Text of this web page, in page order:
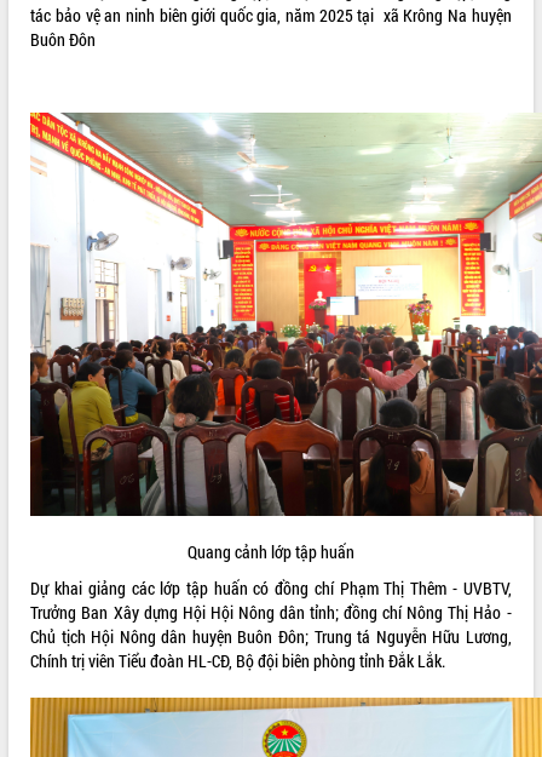
THỐNG KÊ TRUY CẬP
Hôm nay: 1763
Tất cả: 4284696
tác bảo vệ an ninh biên giới quốc gia, năm 2025 tại xã Krông Na huyện
Buôn Đôn
Quang cảnh lớp tập huấn
Dự khai giảng các lớp tập huấn có đồng chí Phạm Thị Thêm - UVBTV,
Trưởng Ban Xây dựng Hội Hội Nông dân tỉnh; đồng chí Nông Thị Hảo -
Chủ tịch Hội Nông dân huyện Buôn Đôn; Trung tá Nguyễn Hữu Lương,
Chính trị viên Tiểu đoàn HL-CĐ, Bộ đội biên phòng tỉnh Đắk Lắk.